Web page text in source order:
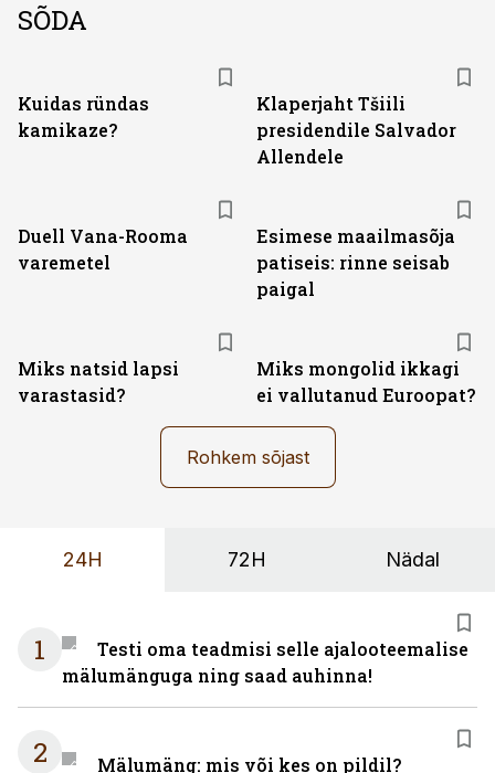
SÕDA
Kuidas ründas
kamikaze?
Klaperjaht Tšiili
presidendile Salvador
Allendele
Duell Vana-Rooma
varemetel
Esimese maailmasõja
patiseis: rinne seisab
paigal
Miks natsid lapsi
varastasid?
Miks mongolid ikkagi
ei vallutanud Euroopat?
Rohkem sõjast
24H 72H Nädal
1
Testi oma teadmisi selle ajalooteemalise
mälumänguga ning saad auhinna!
2 Mälumäng: mis või kes on pildil?